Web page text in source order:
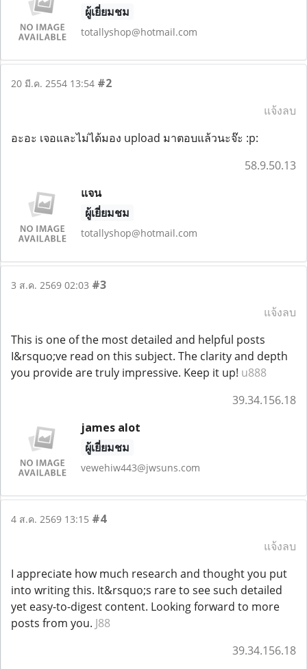
ผู้เยี่ยมชม
totallyshop@hotmail.com
20 มี.ค. 2554 13:54 #2
แจ้งลบ
อะอะ เจอและไม่ได้มอง upload มาตอบแล้วนะจ๊ะ :p:
58.9.50.13
แจน
ผู้เยี่ยมชม
totallyshop@hotmail.com
3 ส.ค. 2569 02:03 #3
แจ้งลบ
This is one of the most detailed and helpful posts
I&rsquo;ve read on this subject. The clarity and depth
you provide are truly impressive. Keep it up! u888
39.34.156.18
james alot
ผู้เยี่ยมชม
vewehiw443@jwsuns.com
4 ส.ค. 2569 13:15 #4
แจ้งลบ
I appreciate how much research and thought you put
into writing this. It&rsquo;s rare to see such detailed
yet easy-to-digest content. Looking forward to more
posts from you. J88
39.34.156.18